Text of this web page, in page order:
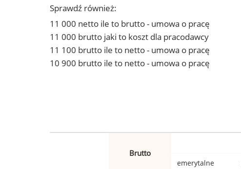
Sprawdź również:
11 000 netto ile to brutto - umowa o pracę
11 000 brutto jaki to koszt dla pracodawcy
11 100 brutto ile to netto - umowa o pracę
10 900 brutto ile to netto - umowa o pracę
Brutto
emerytalne